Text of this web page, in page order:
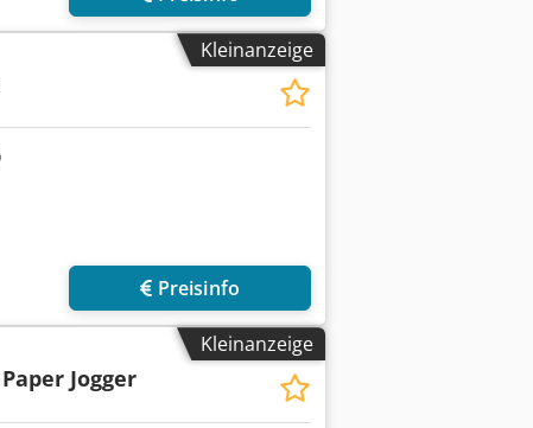
Kleinanzeige
Preisinfo
Kleinanzeige
Paper Jogger